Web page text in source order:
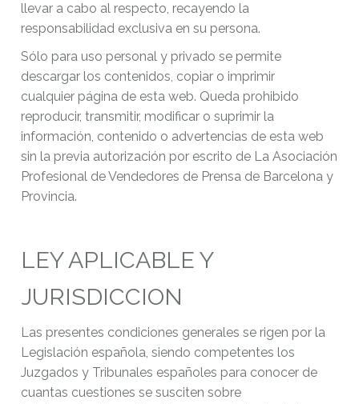
llevar a cabo al respecto, recayendo la
responsabilidad exclusiva en su persona.
Sólo para uso personal y privado se permite
descargar los contenidos, copiar o imprimir
cualquier página de esta web. Queda prohibido
reproducir, transmitir, modificar o suprimir la
información, contenido o advertencias de esta web
sin la previa autorización por escrito de La Asociación
Profesional de Vendedores de Prensa de Barcelona y
Provincia.
LEY APLICABLE Y
JURISDICCION
Las presentes condiciones generales se rigen por la
Legislación española, siendo competentes los
Juzgados y Tribunales españoles para conocer de
cuantas cuestiones se susciten sobre